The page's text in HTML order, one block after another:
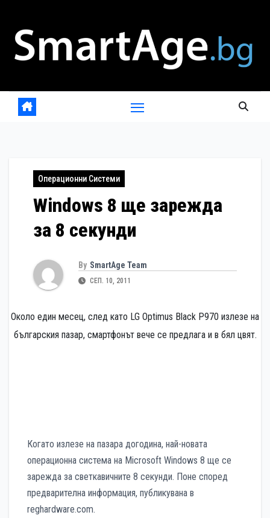
content
Операционни Системи
Windows 8 ще зарежда
за 8 секунди
By SmartAge Team
СЕП. 10, 2011
Около един месец, след като LG Optimus Black P970 излезе на
българския пазар, смартфонът вече се предлага и в бял цвят.
Когато излезе на пазара догодина, най-новата
операционна система на Microsoft Windows 8 ще се
зарежда за светкавичните 8 секунди. Поне според
предварителна информация, публикувана в
reghardware.com.